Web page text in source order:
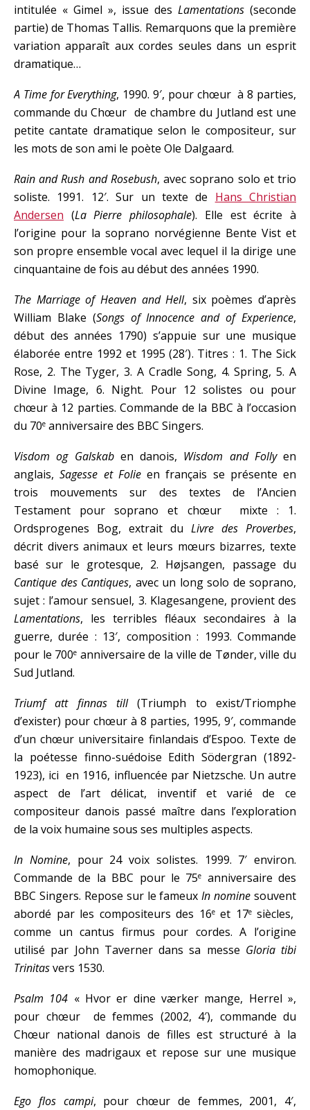
intitulée « Gimel », issue des Lamentations (seconde
partie) de Thomas Tallis. Remarquons que la première
variation apparaît aux cordes seules dans un esprit
dramatique…
A Time for Everything, 1990. 9′, pour chœur à 8 parties,
commande du Chœur de chambre du Jutland est une
petite cantate dramatique selon le compositeur, sur
les mots de son ami le poète Ole Dalgaard.
Rain and Rush and Rosebush, avec soprano solo et trio
soliste. 1991. 12′. Sur un texte de Hans Christian
Andersen (La Pierre philosophale). Elle est écrite à
l’origine pour la soprano norvégienne Bente Vist et
son propre ensemble vocal avec lequel il la dirige une
cinquantaine de fois au début des années 1990.
The Marriage of Heaven and Hell, six poèmes d’après
William Blake (Songs of Innocence and of Experience,
début des années 1790) s’appuie sur une musique
élaborée entre 1992 et 1995 (28′). Titres : 1. The Sick
Rose, 2. The Tyger, 3. A Cradle Song, 4. Spring, 5. A
Divine Image, 6. Night. Pour 12 solistes ou pour
chœur à 12 parties. Commande de la BBC à l’occasion
du 70e anniversaire des BBC Singers.
Visdom og Galskaben danois, Wisdom and Follyen
anglais,Sagesse et Folieen français se présente en
trois mouvements sur des textes de l’Ancien
Testament pour soprano et chœur mixte : 1.
Ordsprogenes Bog, extrait du Livre des Proverbes,
décrit divers animaux et leurs mœurs bizarres, texte
basé sur le grotesque, 2. Højsangen, passage du
Cantique des Cantiques, avec un long solo de soprano,
sujet : l’amour sensuel, 3. Klagesangene, provient des
Lamentations, les terribles fléaux secondaires à la
guerre, durée : 13′, composition : 1993. Commande
pour le 700e anniversaire de la ville de Tønder, ville du
Sud Jutland.
Triumf att finnas till(Triumph to exist/Triomphe
d’exister) pour chœur à 8 parties, 1995, 9′, commande
d’un chœur universitaire finlandais d’Espoo. Texte de
la poétesse finno-suédoise Edith Södergran (1892-
1923), ici en 1916, influencée par Nietzsche. Un autre
aspect de l’art délicat, inventif et varié de ce
compositeur danois passé maître dans l’exploration
de la voix humaine sous ses multiples aspects.
In Nomine, pour 24 voix solistes. 1999. 7′ environ.
Commande de la BBC pour le 75e
anniversaire des
BBC Singers. Repose sur le fameuxIn nomine souvent
abordé par les compositeurs des 16eet 17esiècles,
comme un cantus firmus pour cordes. A l’origine
utilisé par John Taverner dans sa messe Gloria tibi
Trinitasvers 1530.
Psalm 104 « Hvor er dine værker mange, Herrel »,
pour chœur de femmes (2002, 4′), commande du
Chœur national danois de filles est structuré à la
manière des madrigaux et repose sur une musique
homophonique.
Ego flos campi, pour chœur de femmes, 2001, 4′,